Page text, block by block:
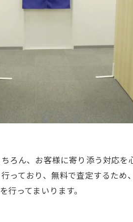
ろん、お客様に寄り添う対応
っており、無料で査定するた
ってまいります。